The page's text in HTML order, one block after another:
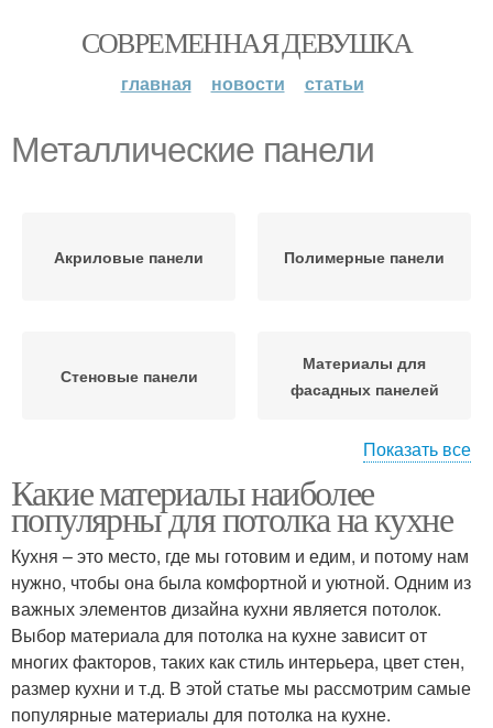
СОВРЕМЕННАЯ ДЕВУШКА
главная новости статьи
Металлические панели
Акриловые панели Полимерные панели
Стеновые панели
Материалы для
фасадных панелей
Деревянные панели
Показать все
Какие материалы наиболее
популярны для потолка на кухне
Кухня – это место, где мы готовим и едим, и потому нам
нужно, чтобы она была комфортной и уютной. Одним из
важных элементов дизайна кухни является потолок.
Выбор материала для потолка на кухне зависит от
многих факторов, таких как стиль интерьера, цвет стен,
размер кухни и т.д. В этой статье мы рассмотрим самые
популярные материалы для потолка на кухне.